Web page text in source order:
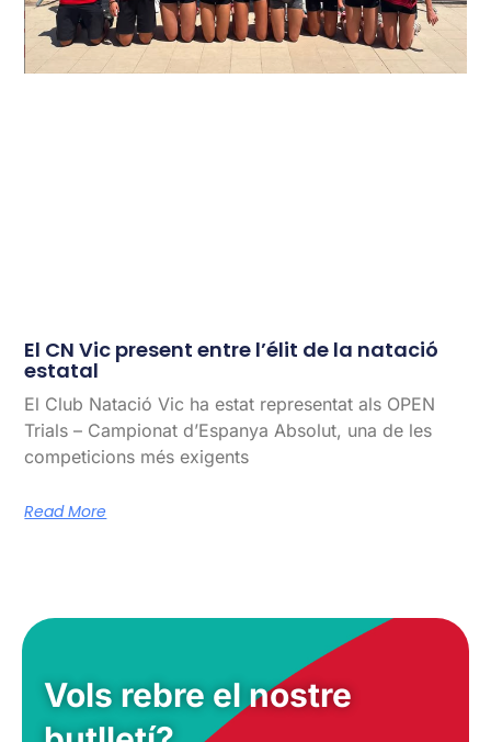
El CN Vic present entre l’élit de la natació
estatal
El Club Natació Vic ha estat representat als OPEN
Trials – Campionat d’Espanya Absolut, una de les
competicions més exigents
Read More
Vols rebre el nostre